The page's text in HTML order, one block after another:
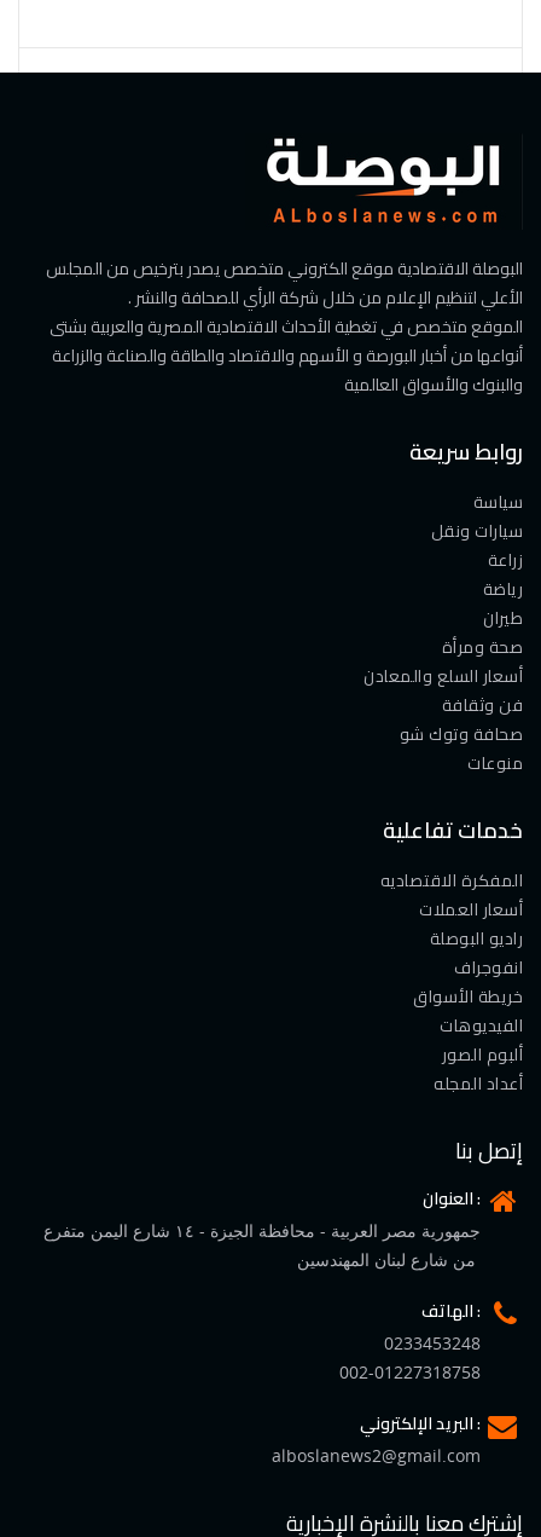
البوصلة الاقتصادية موقع الكتروني متخصص يصدر بترخيص من المجلس
الأعلي لتنظيم الإعلام من خلال شركة الرأي للصحافة والنشر .
الموقع متخصص في تغطية الأحداث الاقتصادية المصرية والعربية بشتى
أنواعها من أخبار البورصة و الأسهم والاقتصاد والطاقة والصناعة والزراعة
والبنوك والأسواق العالمية
روابط سريعة
سياسة
سيارات ونقل
زراعة
رياضة
طيران
صحة ومرأة
أسعار السلع والمعادن
فن وثقافة
صحافة وتوك شو
منوعات
خدمات تفاعلية
المفكرة الاقتصاديه
أسعار العملات
راديو البوصلة
انفوجراف
خريطة الأسواق
الفيديوهات
ألبوم الصور
أعداد المجله
إتصل بنا
العنوان :
جمهورية مصر العربية - محافظة الجيزة - ١٤ شارع اليمن متفرع
الهاتف :
0233453248
002-01227318758
البريد الإلكتروني :
alboslanews2@gmail.com
إشترك معنا بالنشرة الإخبارية